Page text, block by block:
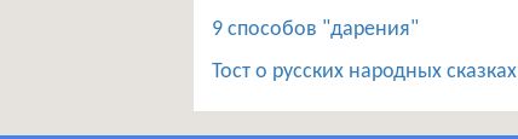
9 способов "дарения"
Тост о русских народных сказках